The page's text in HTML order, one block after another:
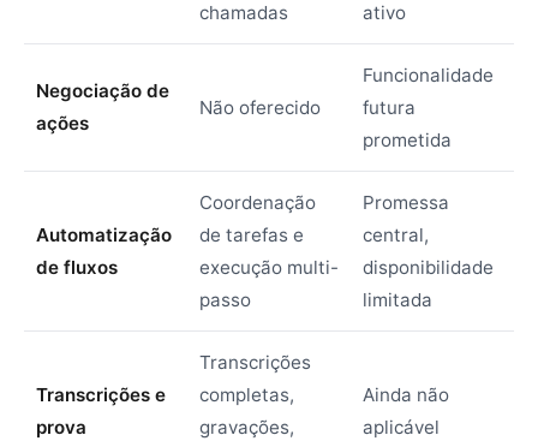
chamadas
ativo
Negociação de
ações
Não oferecido
Funcionalidade
futura
prometida
Automatização
de fluxos
Coordenação
de tarefas e
execução multi-
passo
Promessa
central,
disponibilidade
limitada
Transcrições e
prova
Transcrições
completas,
gravações,
Ainda não
aplicável